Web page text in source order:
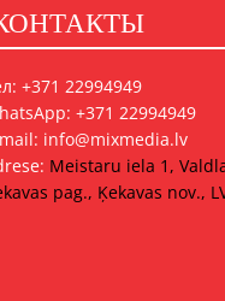
+371 22994949
+371 22994949
info@mixmedia.lv
Meistaru iela 1,
pag., Ķekavas nov.,